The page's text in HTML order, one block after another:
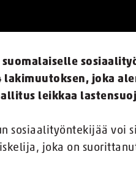
lakimuutoksen, joka
leikkaa
sosiaalityöntekijää
joka on